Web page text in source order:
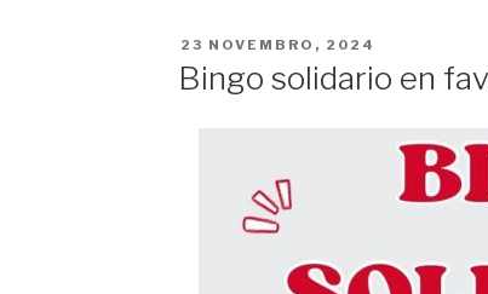
POSTED
23 NOVEMBRO, 2024
Bingo solidario en